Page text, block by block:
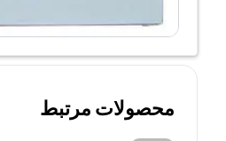
محصولات مرتبط